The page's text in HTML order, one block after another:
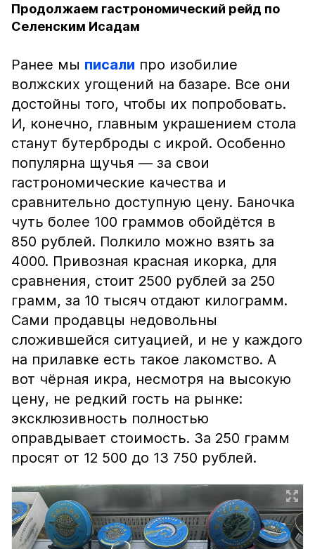
Продолжаем гастрономический рейд по
Селенским Исадам
Ранее мы писали про изобилие
волжских угощений на базаре. Все они
достойны того, чтобы их попробовать.
И, конечно, главным украшением стола
станут бутерброды с икрой. Особенно
популярна щучья — за свои
гастрономические качества и
сравнительно доступную цену. Баночка
чуть более 100 граммов обойдётся в
850 рублей. Полкило можно взять за
4000. Привозная красная икорка, для
сравнения, стоит 2500 рублей за 250
грамм, за 10 тысяч отдают килограмм.
Сами продавцы недовольны
сложившейся ситуацией, и не у каждого
на прилавке есть такое лакомство. А
вот чёрная икра, несмотря на высокую
цену, не редкий гость на рынке:
эксклюзивность полностью
оправдывает стоимость. За 250 грамм
просят от 12 500 до 13 750 рублей.